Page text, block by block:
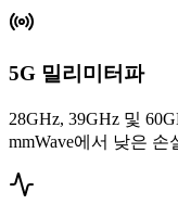
5G 밀리미터파
28GHz, 39GHz 및
mmWave에서 낮은 손